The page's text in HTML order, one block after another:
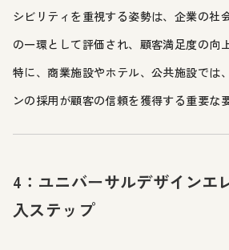
シビリティを重視する姿勢は、企業の社
の一環として評価され、顧客満足度の向
特に、商業施設やホテル、公共施設では
ンの採用が顧客の信頼を獲得する重要な
4：ユニバーサルデザインエ
入ステップ